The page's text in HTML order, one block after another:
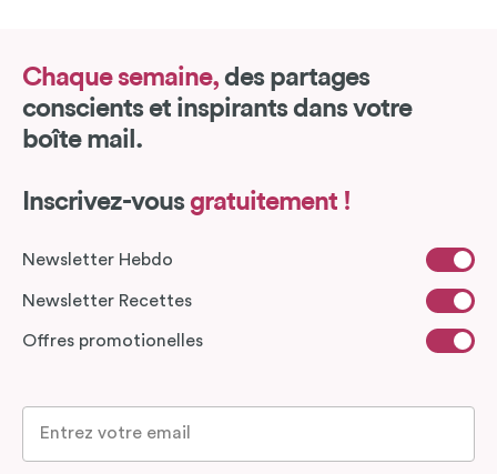
Chaque semaine, des partages
conscients et inspirants dans votre
boîte mail.
Inscrivez-vous gratuitement !
Newsletter Hebdo
Newsletter Recettes
Offres promotionelles